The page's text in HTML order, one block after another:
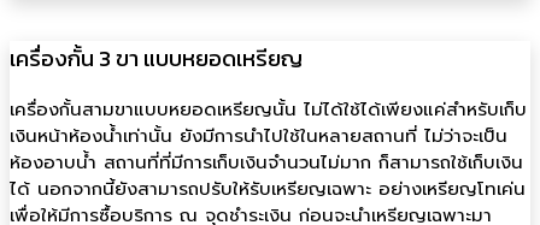
เครื่องกั้น 3 ขา แบบหยอดเหรียญ
เครื่องกั้นสามขาแบบหยอดเหรียญนั้น ไม่ได้ใช้ได้เพียงแค่สำหรับเก็บ
เงินหน้าห้องน้ำเท่านั้น ยังมีการนำไปใช้ในหลายสถานที่ ไม่ว่าจะเป็น
ห้องอาบน้ำ สถานที่ที่มีการเก็บเงินจำนวนไม่มาก ก็สามารถใช้เก็บเงิน
ได้ นอกจากนี้ยังสามารถปรับให้รับเหรียญเฉพาะ อย่างเหรียญโทเค่น
เพื่อให้มีการซื้อบริการ ณ จุดชำระเงิน ก่อนจะนำเหรียญเฉพาะมา